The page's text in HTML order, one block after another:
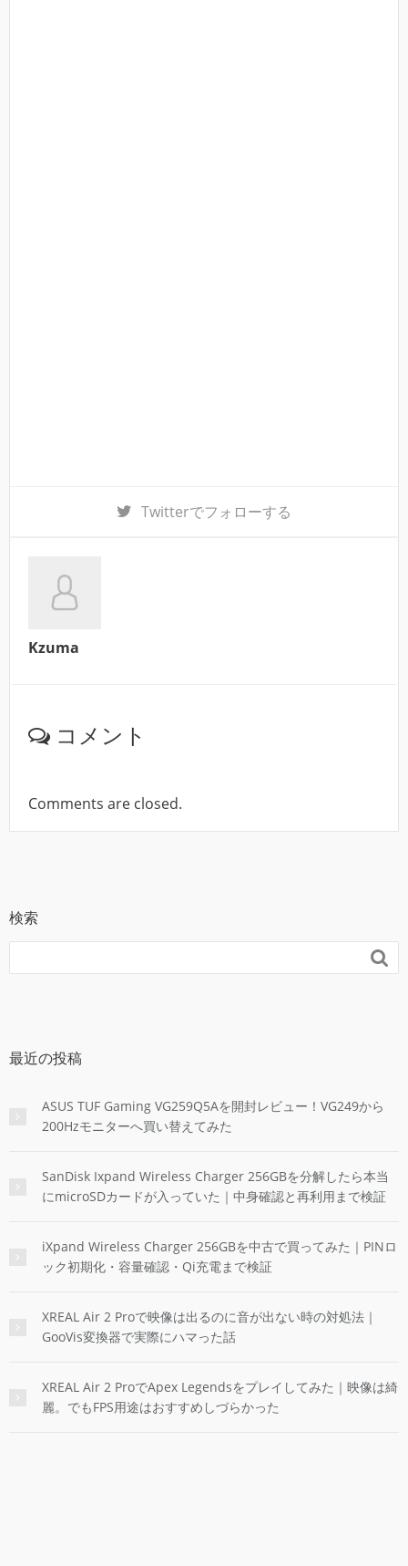
Twitterでフォローする
Kzuma
コメント
Comments are closed.
検索

最近の投稿
ASUS TUF Gaming VG259Q5Aを開封レビュー！VG249から
200Hzモニターへ買い替えてみた
SanDisk Ixpand Wireless Charger 256GBを分解したら本当
にmicroSDカードが入っていた｜中身確認と再利用まで検証
iXpand Wireless Charger 256GBを中古で買ってみた｜PINロ
ック初期化・容量確認・Qi充電まで検証
XREAL Air 2 Proで映像は出るのに音が出ない時の対処法｜
GooVis変換器で実際にハマった話
XREAL Air 2 ProでApex Legendsをプレイしてみた｜映像は綺
麗。でもFPS用途はおすすめしづらかった